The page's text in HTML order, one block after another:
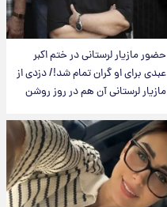
حضور مازیار لرستانی در ختم اکبر
عبدی برای او گران تمام شد!/ دزدی از
مازیار لرستانی آن هم در روز روشن